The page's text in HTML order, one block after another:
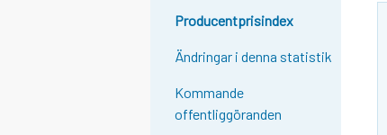
Producentprisindex
Ändringar i denna statistik
Kommande
offentliggöranden